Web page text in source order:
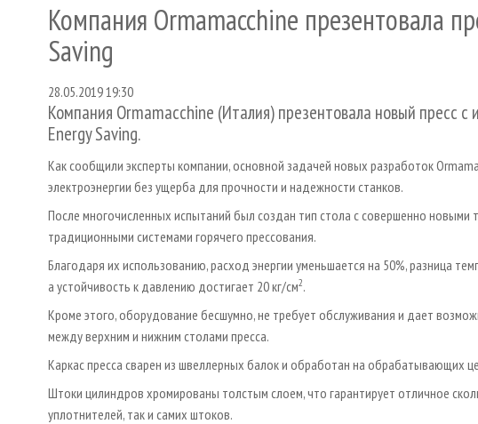
Компания Ormamacchine презентовала
Saving
28.05.2019 19:30
Компания Ormamacchine (Италия) презентовала новый пресс с
Energy Saving.
Как сообщили эксперты компании, основной задачей новых разработок
электроэнергии без ущерба для прочности и надежности станков.
После многочисленных испытаний был создан тип стола с совершенно новыми
традиционными системами горячего прессования.
Благодаря их использованию, расход энергии уменьшается на 50%, разница
а устойчивость к давлению достигает 20 кг/см2.
Кроме этого, оборудование бесшумно, не требует обслуживания и дает
между верхним и нижним столами пресса.
Каркас пресса сварен из швеллерных балок и обработан на обрабатывающих
Штоки цилиндров хромированы толстым слоем, что гарантирует отличное
уплотнителей, так и самих штоков.